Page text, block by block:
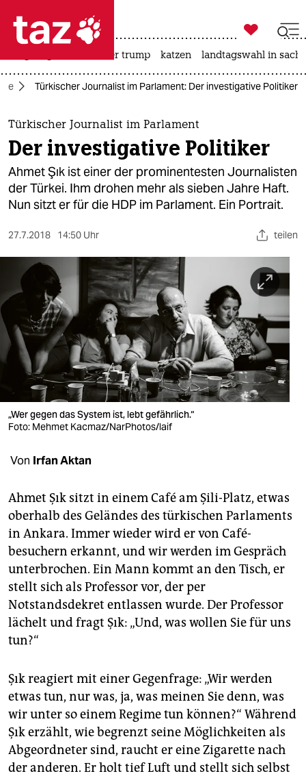
 taz zahl ich
taz zahl ich
themen
politik
öko
sport
berlin
nord
wahrheit
verlag
verlag
veranstaltungen
fragen & hilfe
unterstützen
abo
genossenschaft
epaper login

taz zahl ich
usa unter trump katzen landtagswahl in
Türkischer Journalist im Parlament: Der investigative Politiker
Türkischer Journalist im Parlament
Der investigative Politiker
Ahmet Şık ist einer der prominentesten Journalisten
der Türkei. Ihm drohen mehr als sieben Jahre Haft.
Nun sitzt er für die HDP im Parlament. Ein Portrait.
27.7.2018 14:50 Uhr teilen
„Wer gegen das System ist, lebt gefährlich.“
Foto: Mehmet Kacmaz/NarPhotos/laif
Von Irfan Aktan
Ahmet Şık sitzt in einem Café am Şili-Platz, etwas
oberhalb des Geländes des türkischen Parlaments
in Ankara. Immer wieder wird er von Café­
besuchern erkannt, und wir werden im Gespräch
unterbrochen. Ein Mann kommt an den Tisch, er
stellt sich als Professor vor, der per
Notstandsdekret entlassen wurde. Der Professor
lächelt und fragt Şık: „Und, was wollen Sie für uns
tun?“
Şık reagiert mit einer Gegenfrage: „Wir werden
etwas tun, nur was, ja, was meinen Sie denn, was
wir unter so einem Regime tun können?“ Während
Şık erzählt, wie begrenzt seine Möglichkeiten als
Abgeordneter sind, raucht er eine Zigarette nach
der anderen. Er holt tief Luft und stellt sich selbst